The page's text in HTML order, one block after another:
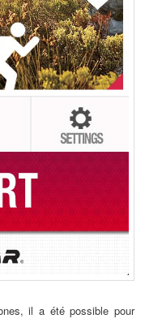
il a été possible pour